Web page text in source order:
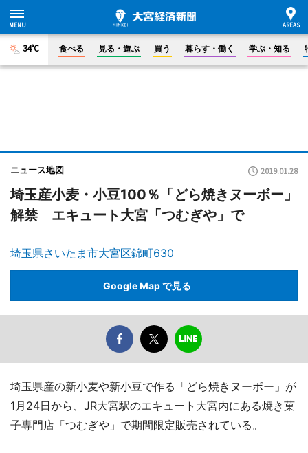
34°C 食べる 見る・遊ぶ 買う 暮らす・働く 学ぶ・知る
ニュース地図 2019.01.28
埼玉産小麦・小豆100％「どら焼きヌーボー」
解禁 エキュート大宮「つむぎや」で
埼玉県さいたま市大宮区錦町630
Google Map で見る
埼玉県産の新小麦や新小豆で作る「どら焼きヌーボー」が
1月24日から、JR大宮駅のエキュート大宮内にある焼き菓
子専門店「つむぎや」で期間限定販売されている。